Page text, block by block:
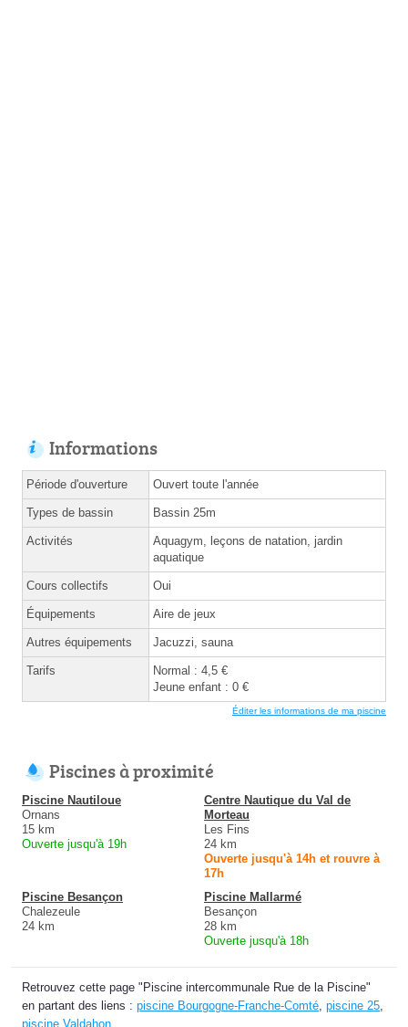
Informations
Période d'ouverture Ouvert toute l'année
Types de bassin Bassin 25m
Activités
Aquagym, leçons de natation, jardin
aquatique
Cours collectifs Oui
Équipements Aire de jeux
Autres équipements Jacuzzi, sauna
Tarifs
Normal : 4,5 €
Jeune enfant : 0 €
Éditer les informations de ma piscine
Piscines à proximité
Piscine Nautiloue
Ornans
15 km
Ouverte jusqu'à 19h
Centre Nautique du Val de
Morteau
Les Fins
24 km
Ouverte jusqu'à 14h et rouvre à
17h
Piscine Besançon
Chalezeule
24 km
Piscine Mallarmé
Besançon
28 km
Ouverte jusqu'à 18h
Retrouvez cette page "Piscine intercommunale Rue de la Piscine"
en partant des liens : piscine Bourgogne-Franche-Comté piscine 25
piscine Valdahon